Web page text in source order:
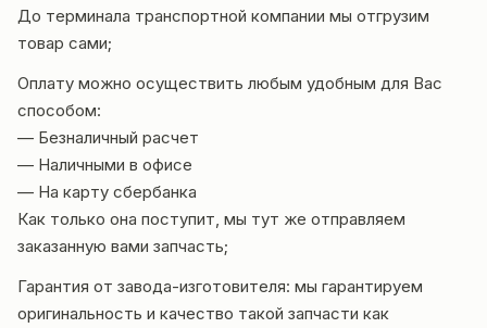
До терминала транспортной компании мы отгрузим
товар сами;
Оплату можно осуществить любым удобным для Вас
способом:
— Безналичный расчет
— Наличными в офисе
— На карту сбербанка
Как только она поступит, мы тут же отправляем
заказанную вами запчасть;
Гарантия от завода-изготовителя: мы гарантируем
оригинальность и качество такой запчасти как